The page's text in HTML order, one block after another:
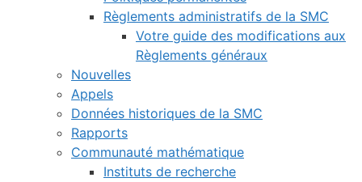
Règlements administratifs de la SMC
Votre guide des modifications aux
Règlements généraux
Nouvelles
Appels
Données historiques de la SMC
Rapports
Communauté mathématique
Instituts de recherche